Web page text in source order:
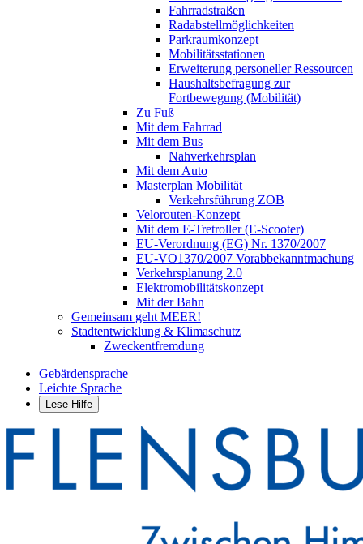
Fahrradstraßen
Radabstellmöglichkeiten
Parkraumkonzept
Mobilitätsstationen
Erweiterung personeller Ressourcen
Haushaltsbefragung zur
Fortbewegung (Mobilität)
Zu Fuß
Mit dem Fahrrad
Mit dem Bus
Nahverkehrsplan
Mit dem Auto
Masterplan Mobilität
Verkehrsführung ZOB
Velorouten-Konzept
Mit dem E-Tretroller (E-Scooter)
EU-Verordnung (EG) Nr. 1370/2007
EU-VO1370/2007 Vorabbekanntmachung
Verkehrsplanung 2.0
Elektromobilitätskonzept
Mit der Bahn
Gemeinsam geht MEER!
Stadtentwicklung & Klimaschutz
Zweckentfremdung
Gebärdensprache
Leichte Sprache
Lese-Hilfe